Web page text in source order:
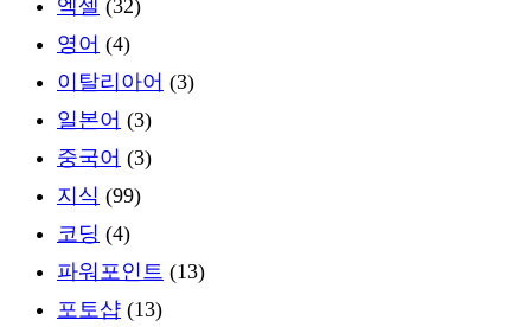
엑셀 (32)
영어 (4)
이탈리아어 (3)
일본어 (3)
중국어 (3)
지식 (99)
코딩 (4)
파워포인트 (13)
포토샵 (13)